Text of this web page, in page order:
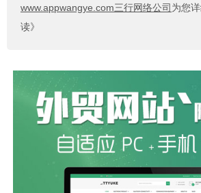
www.appwangye.com三行网络公司 为您
读》